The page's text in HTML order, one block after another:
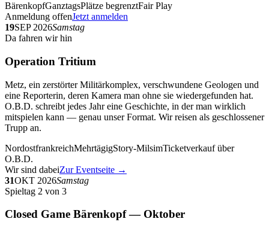
BärenkopfGanztagsPlätze begrenztFair Play
Anmeldung offenJetzt anmelden
19SEP 2026Samstag
Da fahren wir hin
Operation Tritium
Metz, ein zerstörter Militärkomplex, verschwundene Geologen und
eine Reporterin, deren Kamera man ohne sie wiedergefunden hat.
O.B.D. schreibt jedes Jahr eine Geschichte, in der man wirklich
mitspielen kann — genau unser Format. Wir reisen als geschlossener
Trupp an.
NordostfrankreichMehrtägigStory-MilsimTicketverkauf über
O.B.D.
Wir sind dabeiZur Eventseite →
31OKT 2026Samstag
Spieltag 2 von 3
Closed Game Bärenkopf — Oktober